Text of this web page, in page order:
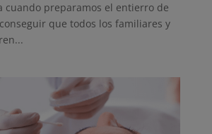
cuando preparamos el entierro de
que todos los familiares y